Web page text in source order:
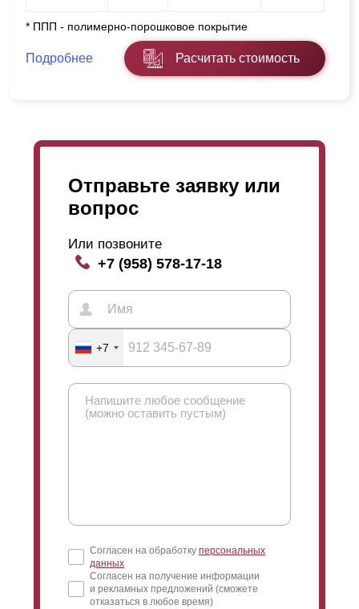
* ППП - полимерно-порошковое покрытие
Подробнее Расчитать стоимость
Отправьте заявку или
вопрос
Или позвоните
+7 (958) 578-17-18
+7
Согласен на обработку персональных
данных
Согласен на получение информации
и рекламных предложений (сможете
отказаться в любое время)